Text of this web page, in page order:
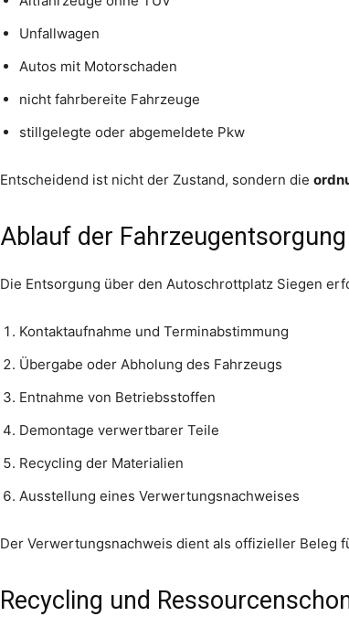
Unfallwagen
Autos mit Motorschaden
nicht fahrbereite Fahrzeuge
stillgelegte oder abgemeldete Pkw
Entscheidend ist nicht der Zustand, sondern die
Ablauf der Fahrzeugentsorgung
Die Entsorgung über den Autoschrottplatz Siegen
Kontaktaufnahme und Terminabstimmung
Übergabe oder Abholung des Fahrzeugs
Entnahme von Betriebsstoffen
Demontage verwertbarer Teile
Recycling der Materialien
Ausstellung eines Verwertungsnachweises
Der Verwertungsnachweis dient als offizieller Beleg
Recycling und